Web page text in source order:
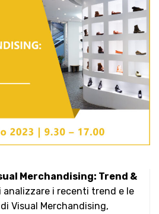
Merchandising: Trend &
analizzare i recenti trend e le
Visual Merchandising,